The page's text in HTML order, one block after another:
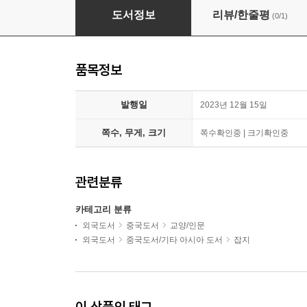
[B형] 맨즈 우노 홍콩 風度 MEN's UNO HK
도서정보 리뷰/한줄평 (0/1)
품목정보
발행일 2023년 12월 15일
쪽수, 무게, 크기 쪽수확인중 | 크기확인중
관련분류
카테고리 분류
외국도서 중국도서
교양/인문
외국도서
중국도서/기타 아시아 도서 잡지